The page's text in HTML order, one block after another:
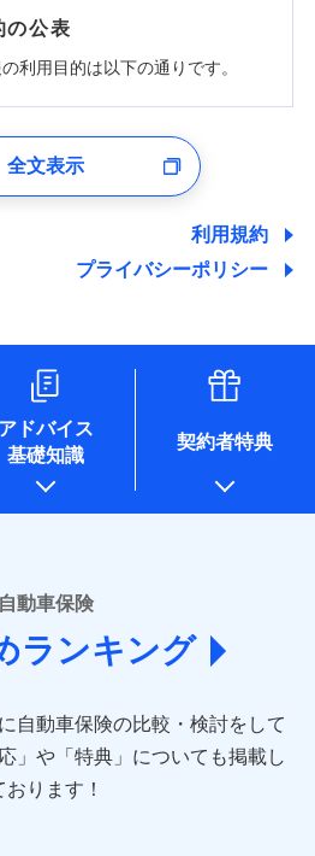
の公表
利用目的は以下の通りです。
管理のため
険会社・提携会社の保険その他に
商品等の契約を勧奨するため、ま
行のため、またそれらに付帯、関
会社の商品・サービスをご提案す
くことがあります。）
の実施のため
等の実施のため
管理等付帯業務を行うため
保険会社の情報は、保険会社のホ
ますので、ご確認ください。
損害保険株式会社
)
社 (https://www.axa-
保険株式会社 (https://www.e-
(https://www.aig.co.jp/sonpo)
全文表示
利用規約
プライバシーポリシー
アドバイス
基礎知識
契約者特典
自動車保険
ランキング
自動車保険の比較・検討をして
応」や「特典」についても掲載し
おります！